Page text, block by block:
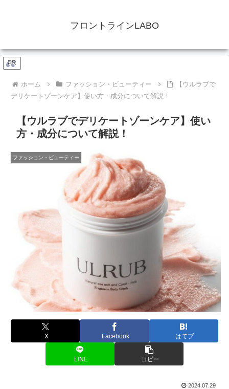
フロントラインLABO
PR
ホーム ファッション・ビューティー
【ウルラブで
デリケートゾーンケア】使い方・成分について解説！
【ウルラブでデリケートゾーンケア】使い
方・成分について解説！
ファッション・ビューティー
X Facebook はてブ
LINE コピー
2024.07.29